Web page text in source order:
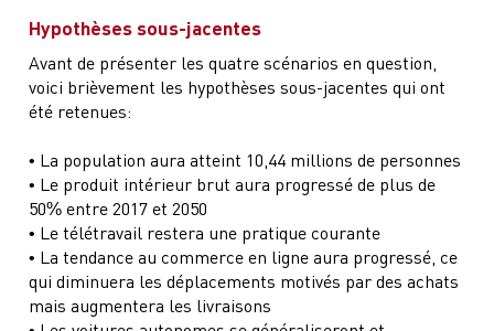
Hypothèses sous-jacentes
Avant de présenter les quatre scénarios en question,
voici brièvement les hypothèses sous-jacentes qui ont
été retenues:
• La population aura atteint 10,44 millions de personnes
• Le produit intérieur brut aura progressé de plus de
50% entre 2017 et 2050
• Le télétravail restera une pratique courante
• La tendance au commerce en ligne aura progressé, ce
qui diminuera les déplacements motivés par des achats
mais augmentera les livraisons